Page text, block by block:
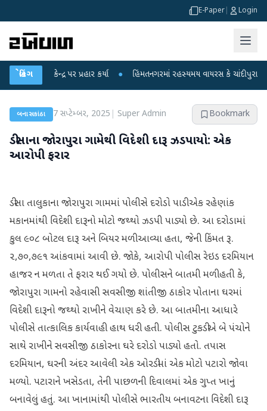
E-Paper Login
બ્રેકિંગ
કેન્દ્ર પર પ્રહાર કર્યા ● હિંમતનગરમાં રહસ્યમય વાયરસ કે ચાંદીપુરા? 6
બનાસકાંઠા 7 સપ્ટેમ્બર, 2025 Super Admin Bookmark
ડીસાના જોરાપુરા ગામેથી વિદેશી દારૂ ઝડપાયો: એક
આરોપી ફરાર
ડીસા તાલુકાના જોરાપુરા ગામમાં પોલીસે દરોડો પાડી એક રહેણાંક
મકાનમાંથી વિદેશી દારૂનો મોટો જથ્થો ઝડપી પાડ્યો છે. આ દરોડામાં
કુલ ૯૦૮ બોટલ દારૂ અને બિયર મળી આવ્યા હતા, જેની કિંમત રૂ.
૨,૭૦,૭૯૧ આંકવામાં આવી છે. જોકે, આરોપી પોલીસ રેઇડ દરમિયાન
હાજર ન મળતા તે ફરાર થઈ ગયો છે. પોલીસને બાતમી મળી હતી કે,
જોરાપુરા ગામનો રહેવાસી સવસીજી શાંતીજી ઠાકોર પોતાના ઘરમાં
વિદેશી દારૂનો જથ્થો રાખીને વેચાણ કરે છે. આ બાતમીના આધારે
પોલીસે તાત્કાલિક કાર્યવાહી હાથ ધરી હતી. પોલીસ ટુકડીએ બે પંચોને
સાથે રાખીને સવસીજી ઠાકોરના ઘરે દરોડો પાડ્યો હતો. તપાસ
દરમિયાન, ઘરની અંદર આવેલી એક ઓરડીમાં એક મોટો પટારો જોવા
મળ્યો. પટારાને ખસેડતા, તેની પાછળની દિવાલમાં એક ગુપ્ત ખાનું
બનાવેલું હતું. આ ખાનામાંથી પોલીસે ભારતીય બનાવટના વિદેશી દારૂ